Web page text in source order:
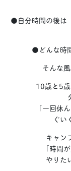
●自分時間の後は
●どんな時
そんな
10歳と5
「一回休
ぐい
キャン
「時間
やりた